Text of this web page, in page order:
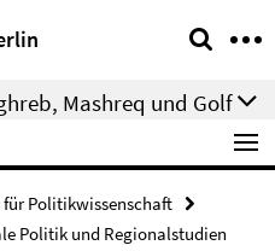
Mashreq und Golf
Politikwissenschaft
Politik und Regionalstudien